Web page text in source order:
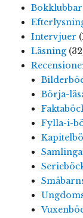
Bokklubbar
Intervjuer
Läsning
Börja-
Fylla-i-